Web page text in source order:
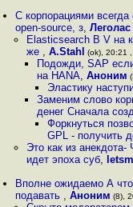
С корпорациями всегда
open-source, з,Леголас
Elasticsearch B V на
же , A.Stahl (ok), 20:21
Подожди, SAP
на HANA, Аноним
Эластику
Заменим слово
денег Сначала
Форкнуться
GPL - получить
Это как из анекдота-
идет эпоха суб,
Вполне ожидаемо А
подавать ,Аноним (8),